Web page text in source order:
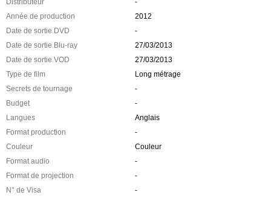
Distributeur
-
Année de production
2012
Date de sortie DVD
-
Date de sortie Blu-ray
27/03/2013
Date de sortie VOD
27/03/2013
Type de film
Long métrage
Secrets de tournage
-
Budget
-
Langues
Anglais
Format production
-
Couleur
Couleur
Format audio
-
Format de projection
-
N° de Visa
-